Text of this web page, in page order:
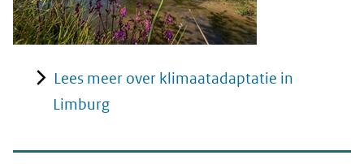
Lees meer over klimaatadaptatie in
Limburg